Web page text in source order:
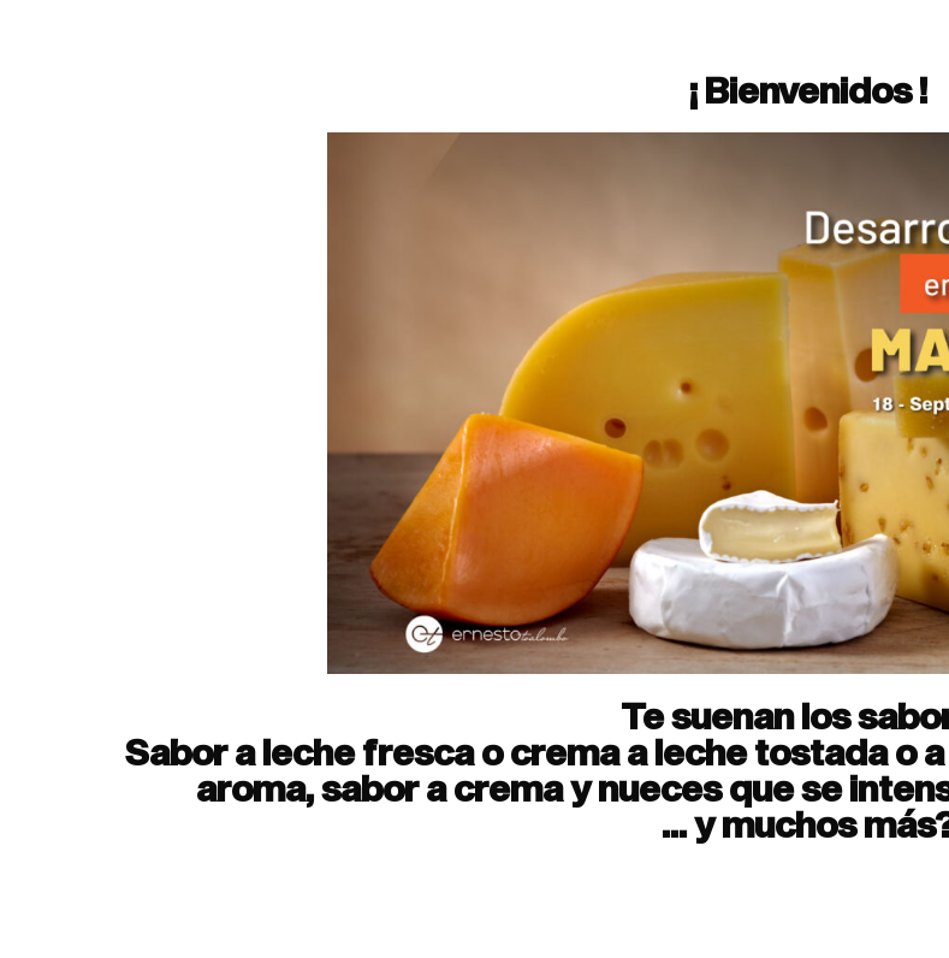
¡ Bienvenidos !
Te suenan los
Sabor a leche fresca o crema a leche tostada o
aroma, sabor a crema y nueces que se
... y muchos